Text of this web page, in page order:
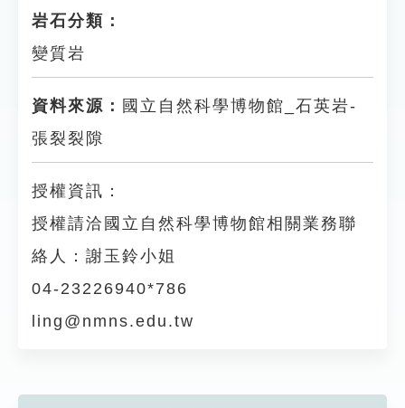
岩石分類：
變質岩
資料來源： 國立自然科學博物館_石英岩-
張裂裂隙
授權資訊：
授權請洽國立自然科學博物館相關業務聯
絡人：謝玉鈴小姐
04-23226940*786
ling@nmns.edu.tw